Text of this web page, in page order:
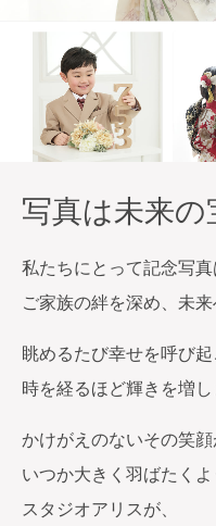
写真は未来の
私たちにとって記念写真
ご家族の絆を深め、未来
眺めるたび幸せを呼び起
時を経るほど輝きを増し
かけがえのないその笑顔
いつか大きく羽ばたくよ
スタジオアリスが、